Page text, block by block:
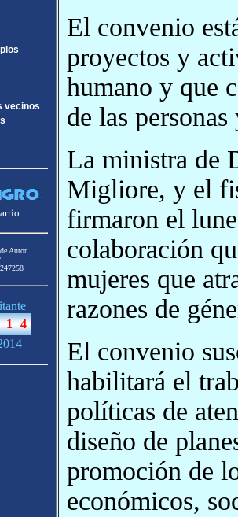
vecinos
Autor
El convenio
proyectos y
humano y que
de las
La ministra de
Migliore, y el
firmaron el
colaboración
mujeres que
razones de
El convenio
habilitará el
políticas de
diseño de
promoción de
económicos,